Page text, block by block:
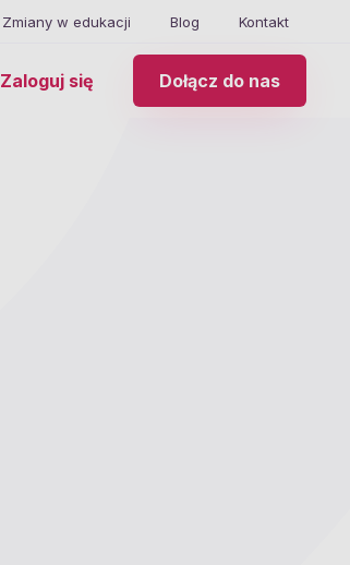
Zmiany w edukacji Blog Kontakt
Zaloguj się Dołącz do nas